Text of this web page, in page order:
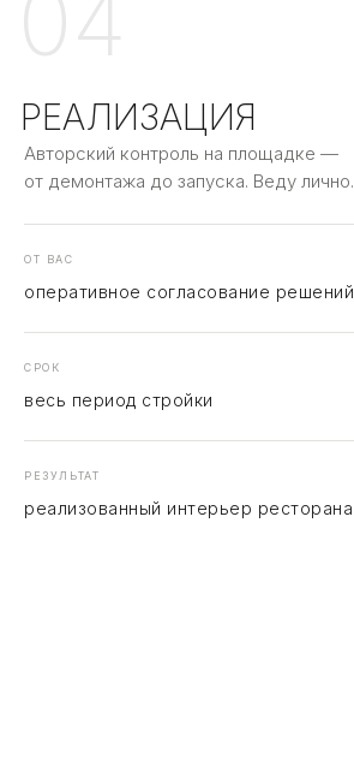
реализованный интерьер ресторана
РЕЗУЛЬТАТ
весь период стройки
СРОК
оперативное согласование решений
ОТ ВАС
Авторский контроль на площадке —
от демонтажа до запуска. Веду лично.
РЕАЛИЗАЦИЯ